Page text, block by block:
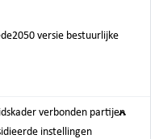
versie bestuurlijke
verbonden partijen
instellingen